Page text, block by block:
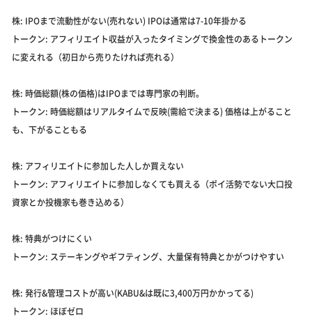
株: IPOまで流動性がない(売れない) IPOは通常は7-10年掛かる
トークン: アフィリエイト収益が入ったタイミングで換金性のあるトークン
に変えれる（初日から売りたければ売れる）
株: 時価総額(株の価格)はIPOまでは専門家の判断。
トークン: 時価総額はリアルタイムで反映(需給で決まる) 価格は上がること
も、下がることもる
株: アフィリエイトに参加した人しか買えない
トークン: アフィリエイトに参加しなくても買える（ポイ活勢でない大口投
資家とか投機家も巻き込める）
株: 特典がつけにくい
トークン: ステーキングやギフティング、大量保有特典とかがつけやすい
株: 発行&管理コストが高い(KABU&は既に3,400万円かかってる)
トークン: ほぼゼロ